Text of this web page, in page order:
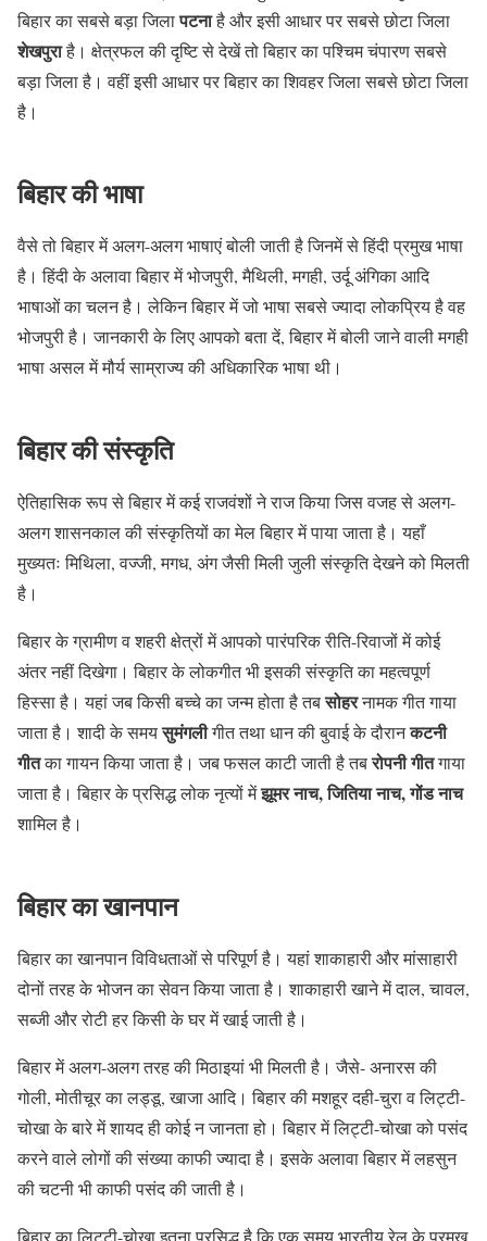
बिहार का सबसे बड़ा जिलापटनाहै और इसी आधार पर सबसे छोटा जिला
शेखपुराहै। क्षेत्रफल की दृष्टि से देखें तो बिहार का पश्चिम चंपारण सबसे
बड़ा जिला है। वहीं इसी आधार पर बिहार का शिवहर जिला सबसे छोटा जिला
है।
बिहार की भाषा
वैसे तो बिहार में अलग-अलग भाषाएं बोली जाती है जिनमें से हिंदी प्रमुख भाषा
है। हिंदी के अलावा बिहार में भोजपुरी, मैथिली, मगही, उर्दू अंगिका आदि
भाषाओं का चलन है। लेकिन बिहार में जो भाषा सबसे ज्यादा लोकप्रिय है वह
भोजपुरी है। जानकारी के लिए आपको बता दें, बिहार में बोली जाने वाली मगही
भाषा असल में मौर्य साम्राज्य की अधिकारिक भाषा थी।
बिहार की संस्कृति
ऐतिहासिक रूप से बिहार में कई राजवंशों ने राज किया जिस वजह से अलग-
अलग शासनकाल की संस्कृतियों का मेल बिहार में पाया जाता है। यहाँ
मुख्यतः मिथिला, वज्जी, मगध, अंग जैसी मिली जुली संस्कृति देखने को मिलती
है।
बिहार के ग्रामीण व शहरी क्षेत्रों में आपको पारंपरिक रीति-रिवाजों में कोई
अंतर नहीं दिखेगा। बिहार के लोकगीत भी इसकी संस्कृति का महत्वपूर्ण
हिस्सा है। यहां जब किसी बच्चे का जन्म होता है तबसोहरनामक गीत गाया
जाता है। शादी के समयसुमंगलीगीत तथा धान की बुवाई के दौरानकटनी
गीतका गायन किया जाता है। जब फसल काटी जाती है तबरोपनी गीतगाया
जाता है। बिहार के प्रसिद्ध लोक नृत्यों मेंझूमर नाच,जितिया नाच,गोंड नाच
शामिल है।
बिहार का खानपान
बिहार का खानपान विविधताओं से परिपूर्ण है। यहां शाकाहारी और मांसाहारी
दोनों तरह के भोजन का सेवन किया जाता है। शाकाहारी खाने में दाल, चावल,
सब्जी और रोटी हर किसी के घर में खाई जाती है।
बिहार में अलग-अलग तरह की मिठाइयां भी मिलती है। जैसे- अनारस की
गोली, मोतीचूर का लड्डू, खाजा आदि। बिहार की मशहूर दही-चुरा व लिट्टी-
चोखा के बारे में शायद ही कोई न जानता हो। बिहार में लिट्टी-चोखा को पसंद
करने वाले लोगों की संख्या काफी ज्यादा है। इसके अलावा बिहार में लहसुन
की चटनी भी काफी पसंद की जाती है।
बिहार का लिट्टी-चोखा इतना प्रसिद्ध है कि एक समय भारतीय रेल के प्रमुख